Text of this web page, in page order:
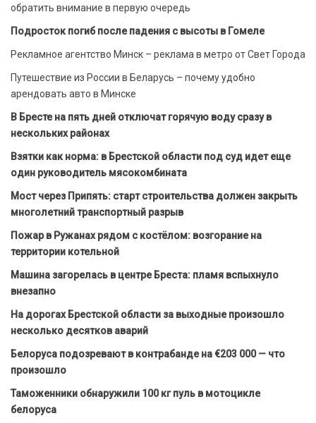
обратить внимание в первую очередь
Подросток погиб после падения с высоты в Гомеле
Рекламное агентство Минск – реклама в метро от Свет Города
Путешествие из России в Беларусь – почему удобно
арендовать авто в Минске
В Бресте на пять дней отключат горячую воду сразу в
нескольких районах
Взятки как норма: в Брестской области под суд идет еще
один руководитель мясокомбината
Мост через Припять: старт строительства должен закрыть
многолетний транспортный разрыв
Пожар в Ружанах рядом с костёлом: возгорание на
территории котельной
Машина загорелась в центре Бреста: пламя вспыхнуло
внезапно
На дорогах Брестской области за выходные произошло
несколько десятков аварий
Белоруса подозревают в контрабанде на €203 000 — что
произошло
Таможенники обнаружили 100 кг пуль в мотоцикле
белоруса